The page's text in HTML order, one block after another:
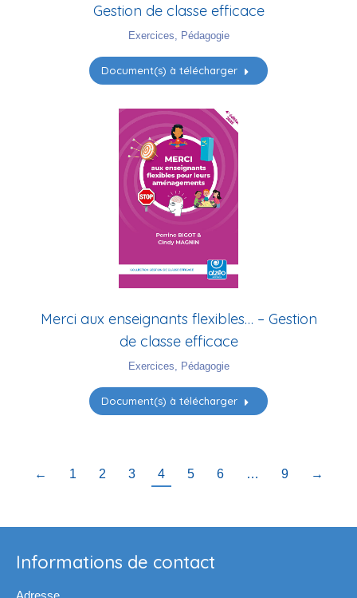
Gestion de classe efficace
Exercices Pédagogie
Document(s) à télécharger
Merci aux enseignants flexibles… – Gestion
de classe efficace
Exercices Pédagogie
Document(s) à télécharger
← 1 2 3 4 5 6 … 9 →
Informations de contact
Adresse